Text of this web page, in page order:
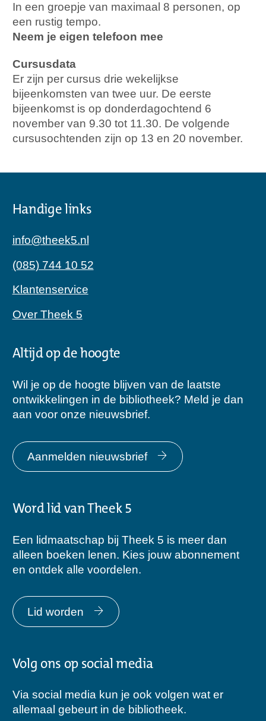
In een groepje van maximaal 8 personen, op
een rustig tempo.
Neem je eigen telefoon mee
Cursusdata
Er zijn per cursus drie wekelijkse
bijeenkomsten van twee uur. De eerste
bijeenkomst is op donderdagochtend 6
november van 9.30 tot 11.30. De volgende
cursusochtenden zijn op 13 en 20 november.
Handige links
info@theek5.nl
(085) 744 10 52
Klantenservice
Over Theek 5
Altijd op de hoogte
Wil je op de hoogte blijven van de laatste
ontwikkelingen in de bibliotheek? Meld je dan
aan voor onze nieuwsbrief.
Aanmelden nieuwsbrief
Word lid van Theek 5
Een lidmaatschap bij Theek 5 is meer dan
alleen boeken lenen. Kies jouw abonnement
en ontdek alle voordelen.
Lid worden
Volg ons op social media
Via social media kun je ook volgen wat er
allemaal gebeurt in de bibliotheek.